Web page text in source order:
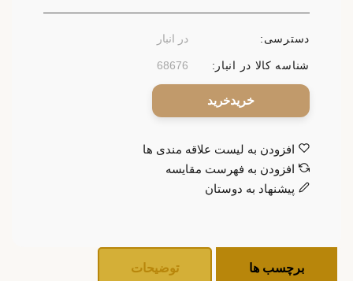
دسترسی: در انبار
شناسه کالا در انبار: 68676
خرید
افزودن به لیست علاقه مندی ها
افزودن به فهرست مقایسه
پیشنهاد به دوستان
توضیحات برچسب ها